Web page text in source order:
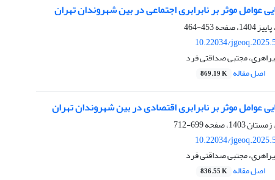
عوامل موثر بر نابرابری اجتماعی در بین شهروندان تهران
453-464
10.22034/
مجتبی صداقتی فرد
اصل مقاله 869.19 K
عوامل موثر بر نابرابری اقتصادی در بین شهروندان تهران
699-712
10.22034/
مجتبی صداقتی فرد
اصل مقاله 836.55 K